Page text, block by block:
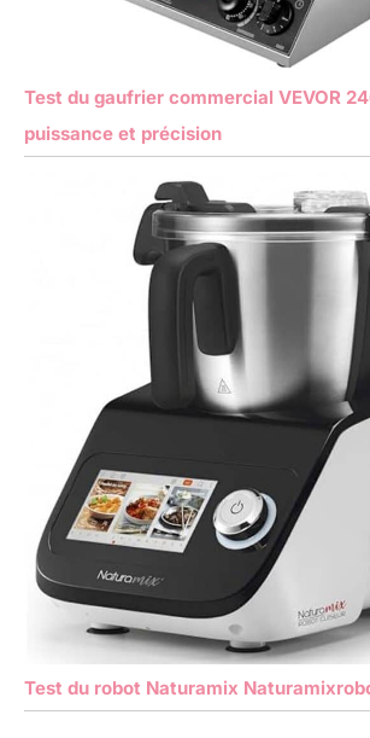
Test du gaufrier commercial VEVOR
puissance et précision
Test du robot Naturamix